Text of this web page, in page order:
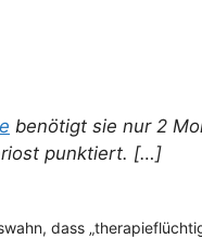
benötigt sie nur 2
punktiert. […]
dass